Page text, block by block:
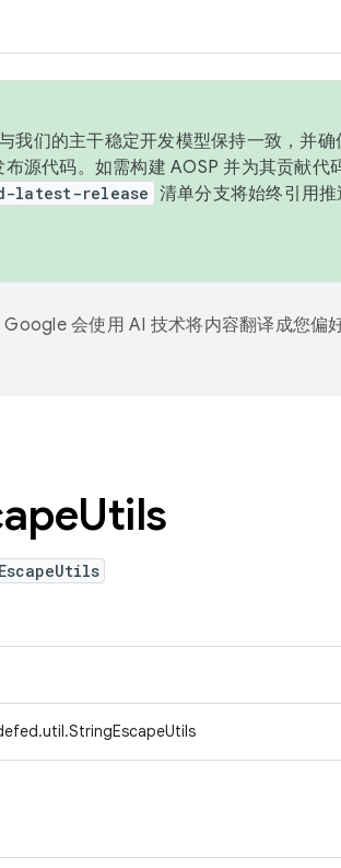
我们的主干稳定开发模型保持一致，并
源代码。如需构建 AOSP 并为其贡献代
latest-release 清单分支将始终引用
Google 会使用 AI 技术将内容翻译成您偏
Utils